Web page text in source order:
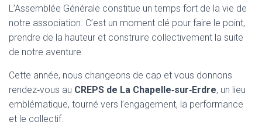
L’Assemblée Générale constitue un temps fort de la vie de
notre association. C’est un moment clé pour faire le point,
prendre de la hauteur et construire collectivement la suite
de notre aventure.
Cette année, nous changeons de cap et vous donnons
rendez‑vous au CREPS de La Chapelle‑sur‑Erdre, un lieu
emblématique, tourné vers l’engagement, la performance
et le collectif.